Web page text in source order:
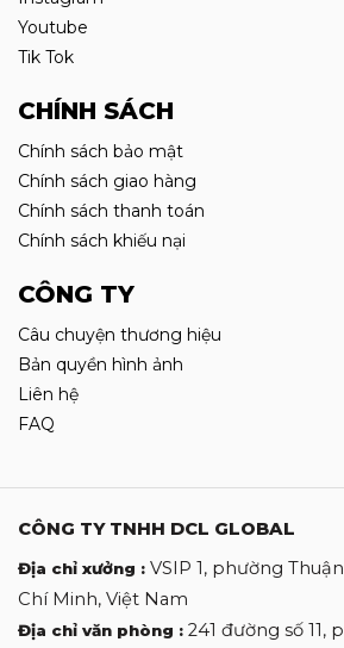
Youtube
Tik Tok
CHÍNH SÁCH
Chính sách bảo mật
Chính sách giao hàng
Chính sách thanh toán
Chính sách khiếu nại
CÔNG TY
Câu chuyện thương hiệu
Bản quyền hình ảnh
Liên hệ
FAQ
CÔNG TY TNHH DCL GLOBAL
Địa chỉ xưởng : VSIP 1, phường
Chí Minh, Việt Nam
Địa chỉ văn phòng : 241 đường số 11,